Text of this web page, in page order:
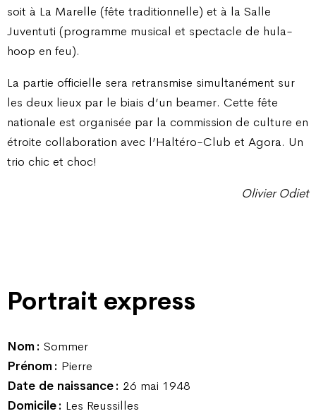
soit à La Marelle (fête traditionnelle) et à la Salle
Juventuti (programme musical et spectacle de hula-
hoop en feu).
La partie officielle sera retransmise simultanément sur
les deux lieux par le biais d’un beamer. Cette fête
nationale est organisée par la commission de culture en
étroite collaboration avec l’Haltéro-Club et Agora. Un
trio chic et choc!
Olivier Odiet
Portrait express
Nom : Sommer
Prénom : Pierre
Date de naissance : 26 mai 1948
Domicile : Les Reussilles